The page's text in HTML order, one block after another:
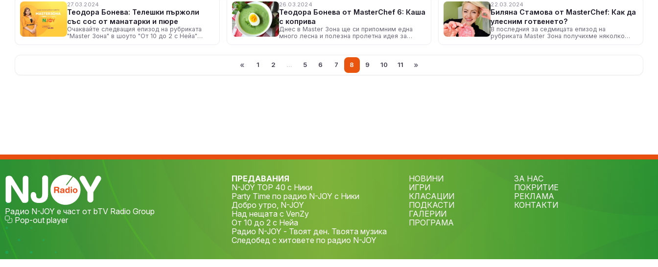
27.03.2024
Теодора Бонева: Телешки пържоли
със сос от манатарки и пюре
Очаквайте следващия епизод на рубриката
"Master Зона" в шоуто "От 10 до 2 с Нейа"
26.03.2024
Теодора Бонева от MasterChef 6: Каша
с коприва
Днес в Master Зона ще си припомним една
много лесна и полезна пролетна идея за
22.03.2024
Биляна Стамова от MasterChef: Как да
улесним готвенето?
В последния за седмицата епизод на
рубриката Master Зона получихме няколко
« 1 2 ... 5 6 7 8 9 10 11 »
Радио N-JOY е част от bTV Radio Group
Pop-out player
ПРЕДАВАНИЯ
N-JOY TOP 40 с Ники
Party Time по радио N-JOY с Ники
Добро утро, N-JOY
Над нещата с VenZy
От 10 до 2 с Нейа
Радио N-JOY - Твоят ден. Твоята музика
Следобед с хитовете по радио N-JOY
НОВИНИ
ИГРИ
КЛАСАЦИИ
ПОДКАСТИ
ГАЛЕРИИ
ПРОГРАМА
ЗА НАС
ПОКРИТИЕ
РЕКЛАМА
КОНТАКТИ